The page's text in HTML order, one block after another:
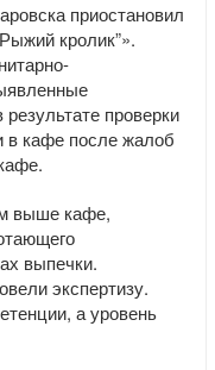
приостановил
кролик”».
проверки
в кафе после жалоб
выше кафе,
выпечки.
экспертизу.
а уровень